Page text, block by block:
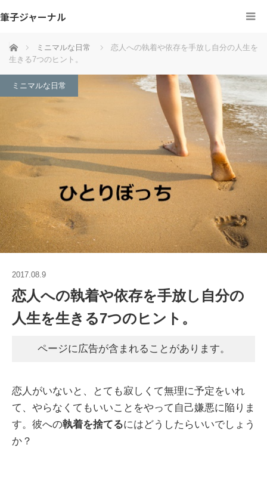
筆子ジャーナル
ホーム ミニマルな日常
恋人への執着や依存を手放し自分の人生を
生きる7つのヒント。
ミニマルな日常
2017.08.9
恋人への執着や依存を手放し自分の
人生を生きる7つのヒント。
ページに広告が含まれることがあります。
恋人がいないと、とても寂しくて無理に予定をいれ
て、やらなくてもいいことをやって自己嫌悪に陥りま
す。彼への執着を捨てるにはどうしたらいいでしょう
か？